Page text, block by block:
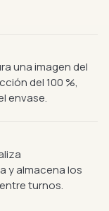
una imagen del
del 100 %,
envase.
y almacena los
turnos.